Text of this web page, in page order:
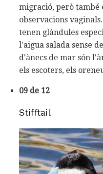
migració, però
observacions
tenen glàndules
l'aigua salada sense
d'ànecs de mar són
els escoters, els
09 de 12
Stifftail